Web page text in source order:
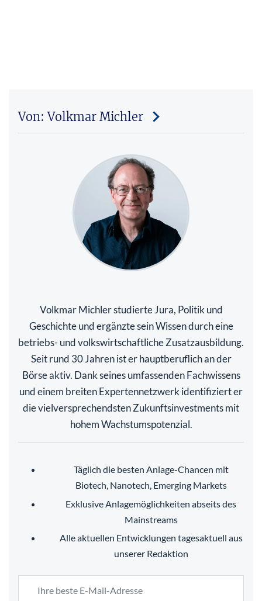
Von: Volkmar Michler
Volkmar Michler studierte Jura, Politik und
Geschichte und ergänzte sein Wissen durch eine
betriebs- und volkswirtschaftliche Zusatzausbildung.
Seit rund 30 Jahren ist er hauptberuflich an der
Börse aktiv. Dank seines umfassenden Fachwissens
und einem breiten Expertennetzwerk identifiziert er
die vielversprechendsten Zukunftsinvestments mit
hohem Wachstumspotenzial.
Täglich die besten Anlage-Chancen mit
Biotech, Nanotech, Emerging Markets
Exklusive Anlagemöglichkeiten abseits des
Mainstreams
Alle aktuellen Entwicklungen tagesaktuell aus
unserer Redaktion